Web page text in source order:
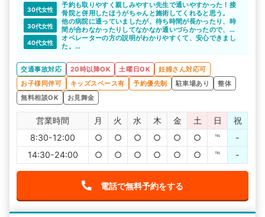
30代女性
予約も取りやすく親しみやすい先生で通いやすかった！接
骨院と併用したほうがちゃんと施術してくれると思う。
30代女性
他の病院に通っていましたが、待ち時間が長かったり、時
間が合わなかったりしてなかなか通いづらかったので、相
談窓口に相談させてもらいました。
夜も通えるし、土曜日も営業していると教えてもらい、た
先生も交通事故の知識も豊富で、頼りになりましたし、安
心して治療に専念できました。
40代女性
オペレーターの方の説明がわかりやすくて、安心できまし
た。
て、接骨院にお世話になってみようと思いました。
体調もしっかり治って、事故前と同じように生活を送るこ
とができるようになったので、相談・通院をしてよかった
です。
交通事故対応 20時以降OK 土曜日OK
妊婦さん対応可
お子様同伴可
キッズスペース有 予約優先制 駐車場あり
整体
無料相談OK
お見舞金
営業時間 月 火 水 木 金 土 日
祝
8:30-12:00
○ ○ ○ ○ ○ ○ ℡
-
14:30-24:00
○ ○ ○ ○ ○ ○ ℡ -
電話で無料予約をする